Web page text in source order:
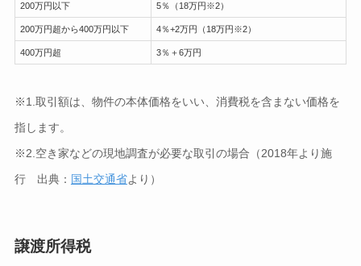
200万円以下 5％（18万円※2）
200万円超から400万円以下 4％+2万円（18万円※2）
400万円超 3％＋6万円
※1.取引額は、物件の本体価格をいい、消費税を含まない価格を
指します。
※2.空き家などの現地調査が必要な取引の場合（2018年より施
行 出典： 国土交通省より）
譲渡所得税